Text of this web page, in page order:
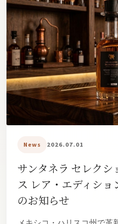
News 2026.07.01
サンタネラ セレクシ
ス レア・エディショ
のお知らせ